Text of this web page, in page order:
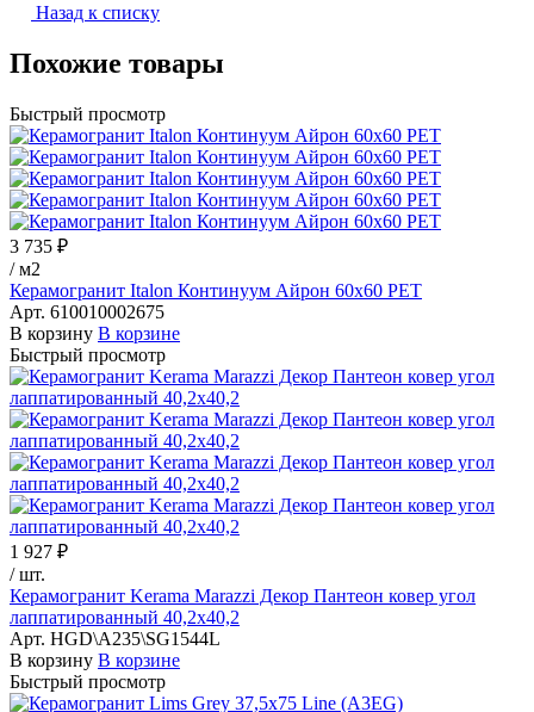
Назад к списку
Похожие товары
Быстрый просмотр
3 735 ₽
/ м2
Керамогранит Italon Континуум Айрон 60х60 РЕТ
Арт. 610010002675
В корзину В корзине
Быстрый просмотр
1 927 ₽
/ шт.
Керамогранит Kerama Marazzi Декор Пантеон ковер угол
лаппатированный 40,2х40,2
Арт. HGD\A235\SG1544L
В корзину В корзине
Быстрый просмотр